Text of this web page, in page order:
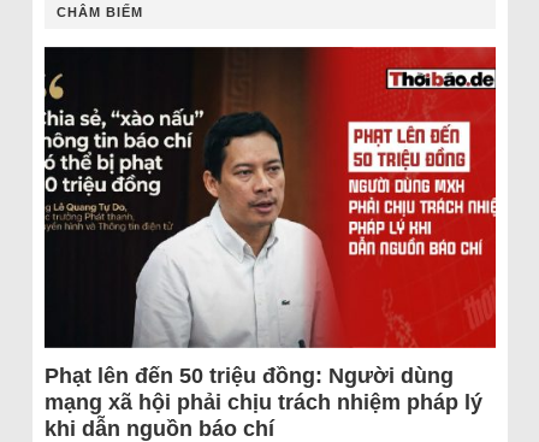
CHÂM BIẾM
Phạt lên đến 50 triệu đồng: Người dùng
mạng xã hội phải chịu trách nhiệm pháp lý
khi dẫn nguồn báo chí